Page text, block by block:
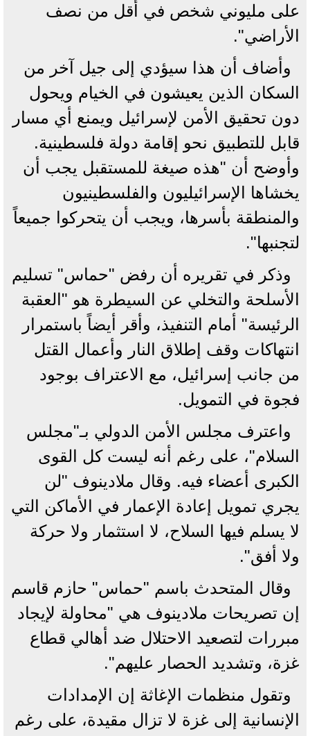
على مليوني شخص في ‌أقل من نصف
الأراضي".
وأضاف أن هذا سيؤدي إلى جيل ‌آخر من
السكان الذين يعيشون في الخيام ويحول
دون تحقيق الأمن لإسرائيل ويمنع أي مسار
قابل للتطبيق نحو إقامة دولة فلسطينية.
وأوضح أن "هذه صيغة للمستقبل يجب أن
يخشاها الإسرائيليون والفلسطينيون
والمنطقة بأسرها، ويجب أن يتحركوا ‌جميعاً
لتجنبها".
وذكر في تقريره أن رفض "حماس" تسليم
الأسلحة والتخلي عن السيطرة هو "العقبة
الرئيسة" أمام التنفيذ، ⁠وأقر أيضاً ⁠باستمرار
انتهاكات وقف إطلاق النار وأعمال القتل
من جانب إسرائيل، مع الاعتراف بوجود
فجوة في التمويل.
واعترف مجلس الأمن الدولي بـ"مجلس
السلام"، على رغم أنه ليست كل القوى
الكبرى أعضاء فيه. وقال ملادينوف "لن
يجري تمويل إعادة الإعمار في الأماكن التي
لا يسلم فيها السلاح، لا استثمار ولا حركة
ولا أفق".
وقال المتحدث باسم "حماس" حازم قاسم
إن تصريحات ملادينوف هي "محاولة لإيجاد
مبررات لتصعيد الاحتلال ضد أهالي قطاع
غزة، وتشديد الحصار عليهم".
وتقول منظمات الإغاثة إن الإمدادات
الإنسانية إلى غزة لا تزال مقيدة، على ​رغم